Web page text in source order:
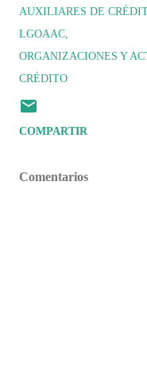
AUXILIARES DE
LGOAAC
ORGANIZACIONES Y
CRÉDITO
COMPARTIR
Comentarios